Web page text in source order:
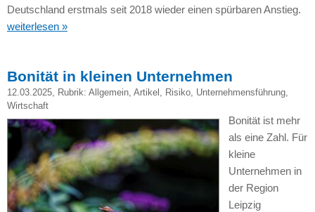
Deutschland erstmals seit 2018 wieder einen spürbaren Anstieg.
weiterlesen »
Bonität in kleinen Unternehmen
12.03.2025, Rubrik: Allgemein, Artikel , Risiko, Unternehmensführung,
Wirtschaft
Bonität ist mehr
als eine Zahl. Für
kleine
Unternehmen in
der Region
Leipzig